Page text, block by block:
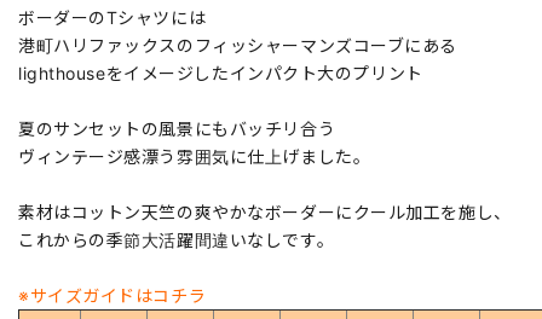
ボーダーのTシャツには
港町ハリファックスのフィッシャーマンズコーブにある
lighthouseをイメージしたインパクト大のプリント
夏のサンセットの風景にもバッチリ合う
ヴィンテージ感漂う雰囲気に仕上げました。
素材はコットン天竺の爽やかなボーダーにクール加工を施し、
これからの季節大活躍間違いなしです。
※サイズガイドはコチラ